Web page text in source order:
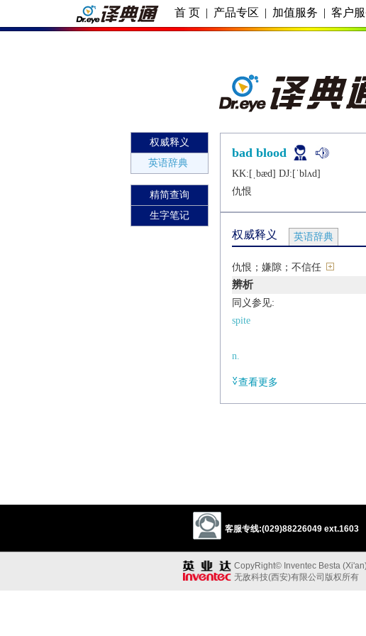
首 页 | 产品专区 | 加值服务 | 客户
权威释义
英语辞典
精简查询
生字笔记
bad blood
KK:[ˌbæd] DJ:[ˈblʌd]
仇恨
权威释义 英语辞典
仇恨；嫌隙；不信任
辨析
同义参见:
spite
n.
查看更多
客服专线:(029)88226049 ext.1603
CopyRight© Inventec Besta
无敌科技(西安)有限公司版权所有